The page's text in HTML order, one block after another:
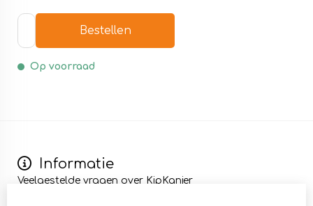
Bestellen
Op voorraad
Informatie
Veelgestelde vragen over KipKanjer